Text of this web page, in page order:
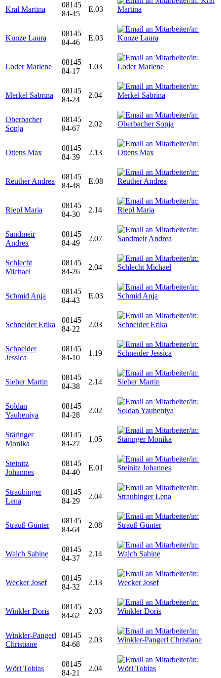
Kral Martina
08145
84-45
E.03
Kunze Laura
08145
84-46
E.03
Loder Marlene
08145
84-17
1.03
Merkel Sabrina
08145
84-24
2.04
Oberbacher
Sonja
08145
84-67
2.02
Ottens Max
08145
84-39
2.13
Reuther Andrea
08145
84-48
E.08
Riepl Maria
08145
84-30
2.14
Sandmeir
Andrea
08145
84-49
2.07
Schlecht
Michael
08145
84-26
2.04
Schmid Anja
08145
84-43
E.03
Schneider Erika
08145
84-22
2.03
Schneider
Jessica
08145
84-10
1.19
Sieber Martin
08145
84-38
2.14
Soldan
Yauheniya
08145
84-28
2.02
Stäringer
Monika
08145
84-27
1.05
Steinitz
Johannes
08145
84-40
E.01
Straubinger
Lena
08145
84-29
2.04
Strauß Günter
08145
84-64
2.08
Walch Sabine
08145
84-37
2.14
Wecker Josef
08145
84-32
2.13
Winkler Doris
08145
84-62
2.03
Winkler-Pangerl
Christiane
08145
84-68
2.03
Wörl Tobias
08145
84-21
2.04